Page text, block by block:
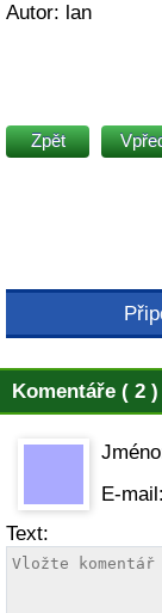
Autor: lan
Zpět
Komentáře ( 2 )
E-mail:
Text: